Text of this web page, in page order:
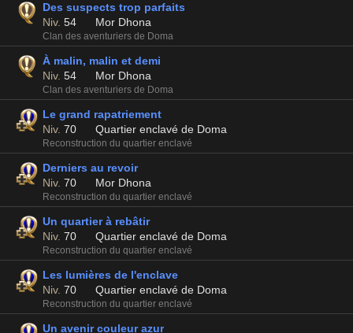
Des suspects trop parfaits
Niv. 54 Mor Dhona
Clan des aventuriers de Doma
À malin, malin et demi
Niv. 54 Mor Dhona
Clan des aventuriers de Doma
Le grand rapatriement
Niv. 70 Quartier enclavé de Doma
Reconstruction du quartier enclavé
Derniers au revoir
Niv. 70 Mor Dhona
Reconstruction du quartier enclavé
Un quartier à rebâtir
Niv. 70 Quartier enclavé de Doma
Reconstruction du quartier enclavé
Les lumières de l'enclave
Niv. 70 Quartier enclavé de Doma
Reconstruction du quartier enclavé
Un avenir couleur azur